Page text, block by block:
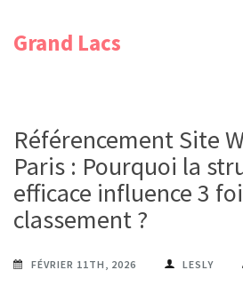
Grand Lacs
Référencement Site
Paris : Pourquoi la
efficace influence 3
classement ?
FÉVRIER 11TH, 2026 LESLY